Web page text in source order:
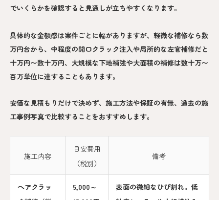
でいくらかを確認すると見通しが立ちやすくなります。
具体的な金額感は案件ごとに幅がありますが、軽微な補修なら数
万円台から、中程度の開口クラック注入や局所的な左官補修だと
十万円〜数十万円、大規模な下地補強や大面積の補修は数十万〜
百万単位に達することもあります。
安価な見積もりだけで決めず、施工方法や保証の有無、過去の施
工事例写真で比較することをおすすめします。
施工内容
目安費用
（税別）
備考
ヘアクラッ
5,000～
表面の微細なひび割れ。低